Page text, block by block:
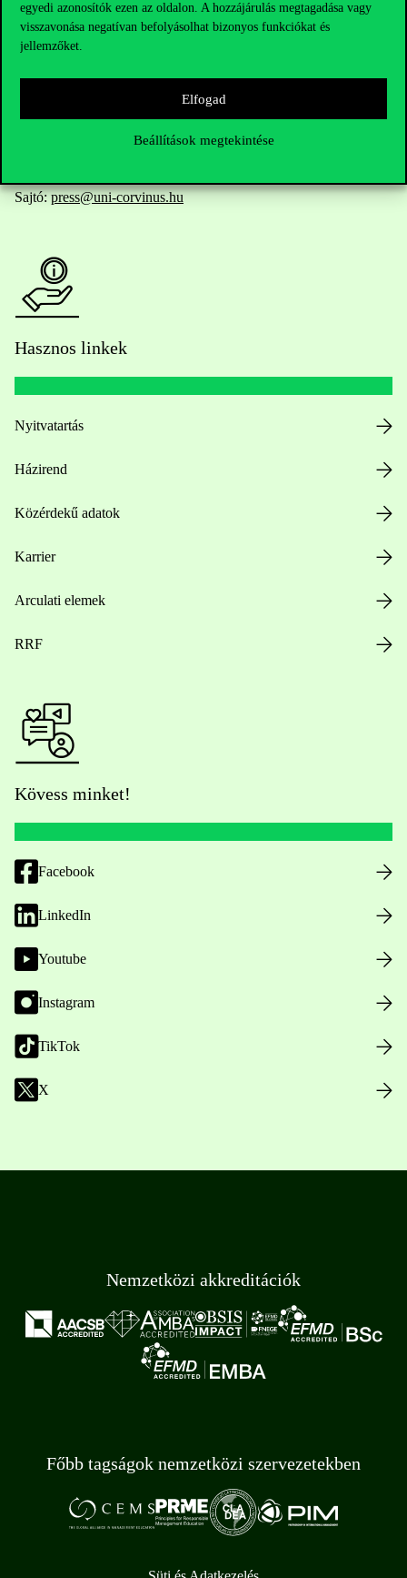
egyedi azonosítók ezen az oldalon. A hozzájárulás megtagadása vagy
visszavonása negatívan befolyásolhat bizonyos funkciókat és
jellemzőket.
Elfogad
Beállítások megtekintése
Telefonszám: +36 1 482 5000
Sajtó:press@uni-corvinus.hu
Hasznos linkek
Nyitvatartás
Házirend
Közérdekű adatok
Karrier
Arculati elemek
RRF
Kövess minket!
Facebook
LinkedIn
Youtube
Instagram
TikTok
X
Nemzetközi akkreditációk
Főbb tagságok nemzetközi szervezetekben